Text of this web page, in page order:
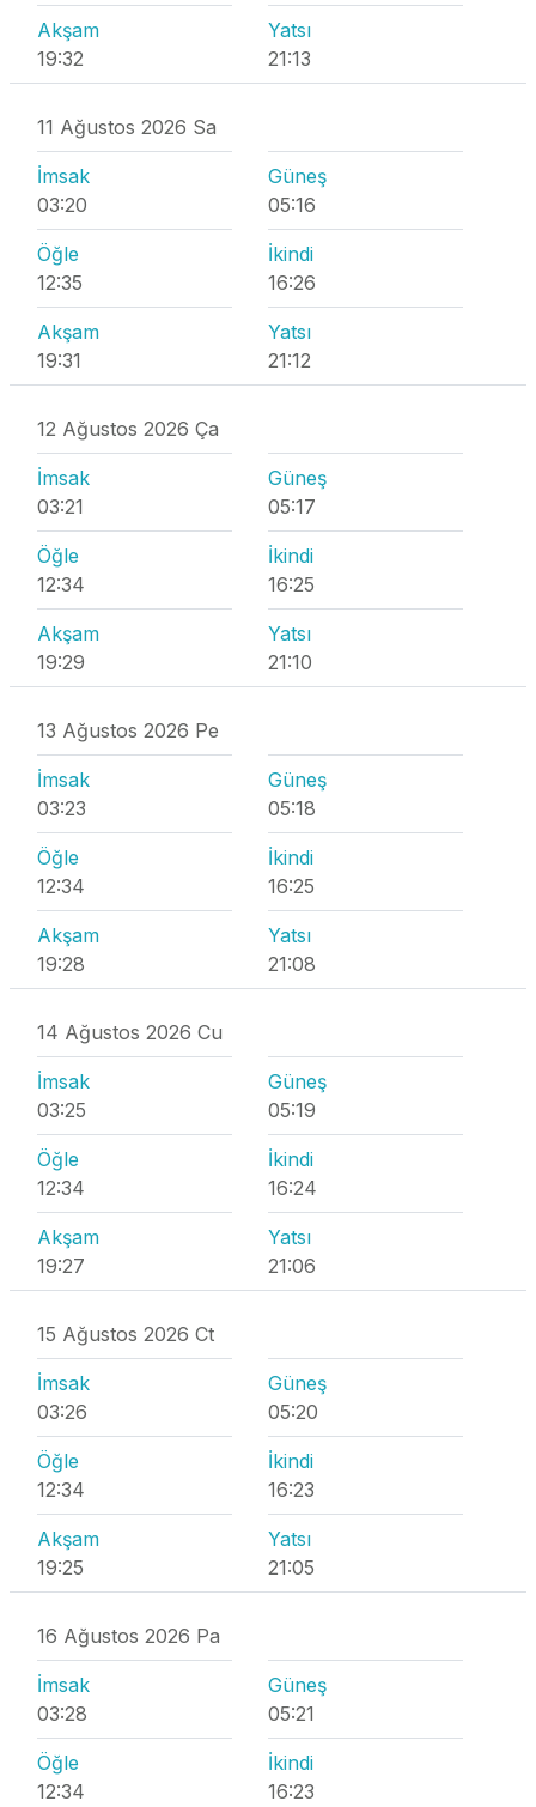
Akşam
19:32
Yatsı
21:13
11 Ağustos 2026 Sa
İmsak
03:20
Güneş
05:16
Öğle
12:35
İkindi
16:26
Akşam
19:31
Yatsı
21:12
12 Ağustos 2026 Ça
İmsak
03:21
Güneş
05:17
Öğle
12:34
İkindi
16:25
Akşam
19:29
Yatsı
21:10
13 Ağustos 2026 Pe
İmsak
03:23
Güneş
05:18
Öğle
12:34
İkindi
16:25
Akşam
19:28
Yatsı
21:08
14 Ağustos 2026 Cu
İmsak
03:25
Güneş
05:19
Öğle
12:34
İkindi
16:24
Akşam
19:27
Yatsı
21:06
15 Ağustos 2026 Ct
İmsak
03:26
Güneş
05:20
Öğle
12:34
İkindi
16:23
Akşam
19:25
Yatsı
21:05
16 Ağustos 2026 Pa
İmsak
03:28
Güneş
05:21
Öğle
12:34
İkindi
16:23